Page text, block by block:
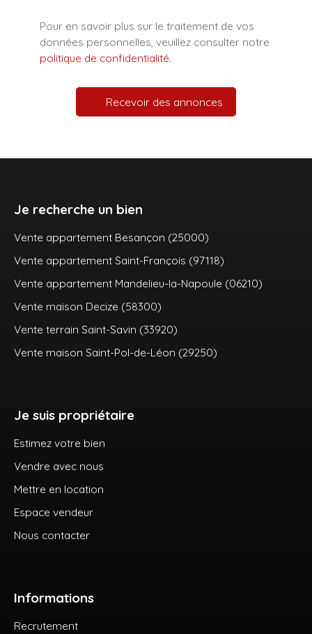
Pour en savoir plus sur le traitement de vos
données personnelles, veuillez consulter notre
politique de confidentialité.
Recevoir des annonces
Je recherche un bien
Vente appartement Besançon (25000)
Vente appartement Saint-François (97118)
Vente appartement Mandelieu-la-Napoule (06210)
Vente maison Decize (58300)
Vente terrain Saint-Savin (33920)
Vente maison Saint-Pol-de-Léon (29250)
Je suis propriétaire
Estimez votre bien
Vendre avec nous
Mettre en location
Espace vendeur
Nous contacter
Informations
Recrutement